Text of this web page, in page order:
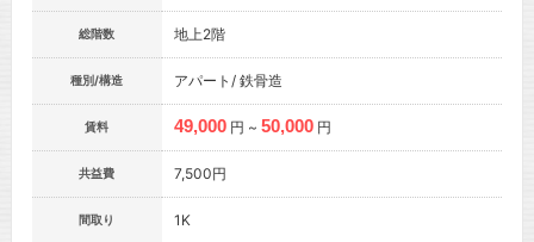
総階数 地上2階
種別/構造 アパート/ 鉄骨造
賃料 49,000 円 ~ 50,000 円
共益費 7,500円
間取り 1K